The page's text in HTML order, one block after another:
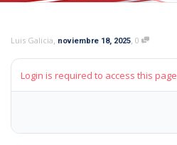
Luis Galicia, noviembre 18, 2025, 0
Login is required to access this page